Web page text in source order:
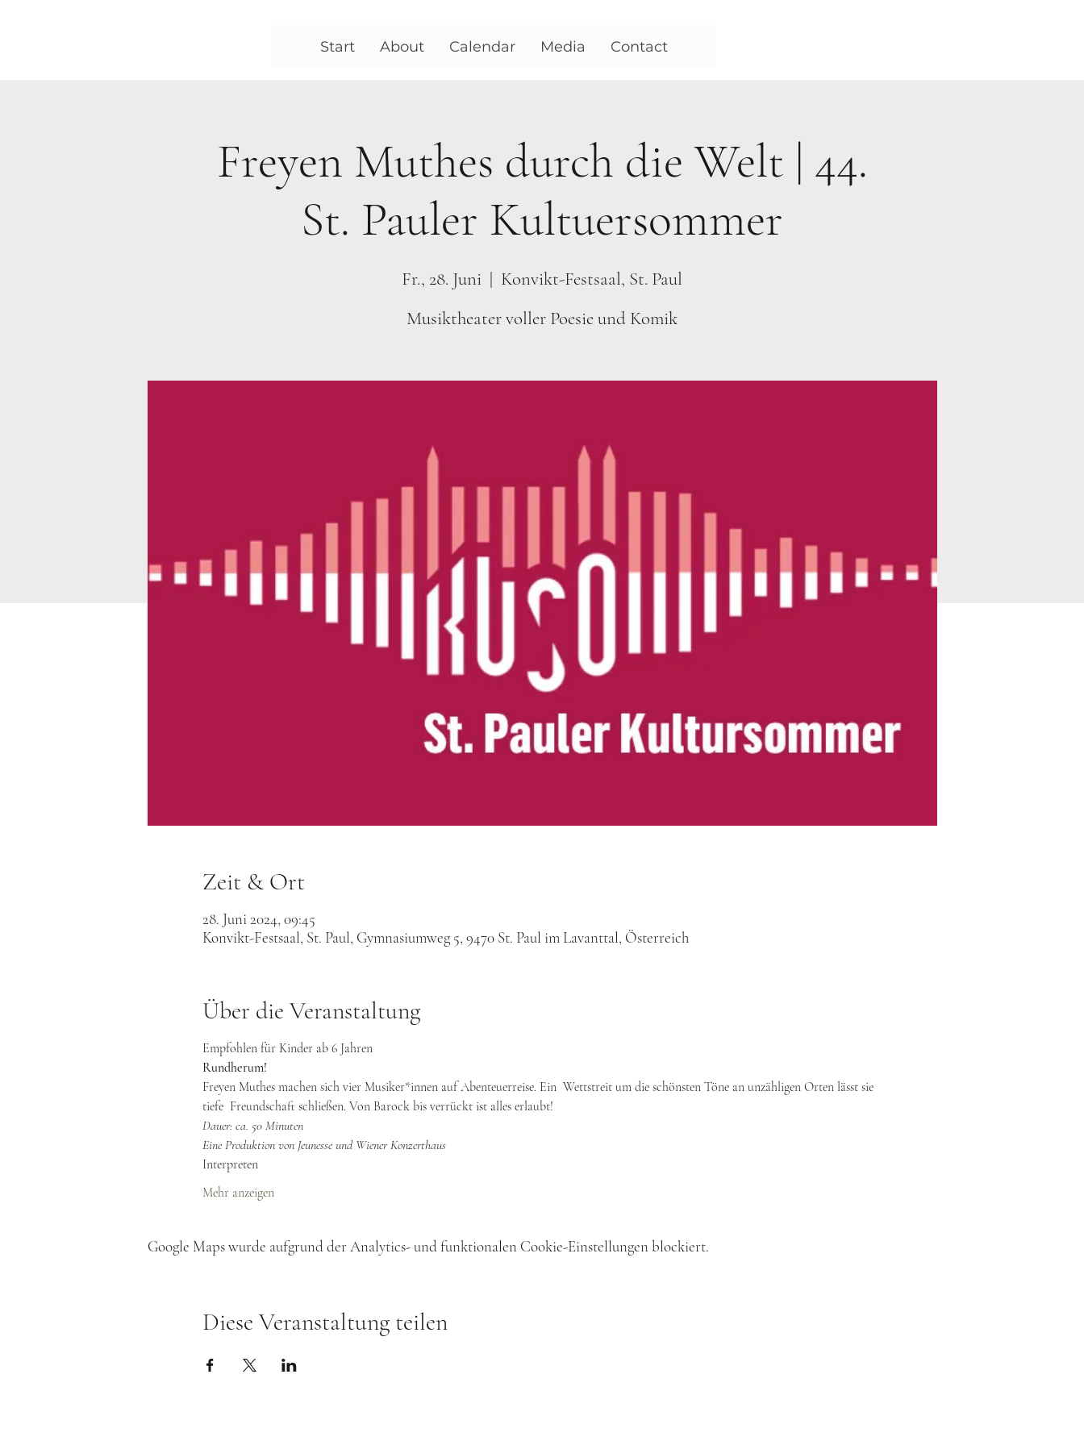
Start About Calendar Media Contact
Freyen Muthes durch die Welt | 44.
St. Pauler Kultuersommer
Fr., 28. Juni
  |
Konvikt-Festsaal, St. Paul
Musiktheater voller Poesie und Komik
Zeit & Ort
28. Juni 2024, 09:45
Konvikt-Festsaal, St. Paul, Gymnasiumweg 5, 9470 St. Paul im Lavanttal, Österreich
Über die Veranstaltung
Empfohlen für Kinder ab 6 Jahren
Rundherum!
Freyen Muthes machen sich vier Musiker*innen auf Abenteuerreise. Ein  Wettstreit um die schönsten Töne an unzähligen Orten lässt sie
tiefe  Freundschaft schließen. Von Barock bis verrückt ist alles erlaubt!
Dauer: ca. 50 Minuten
Eine Produktion von Jeunesse und Wiener Konzerthaus
Interpreten
Mehr anzeigen
Google Maps wurde aufgrund der Analytics- und funktionalen Cookie-Einstellungen blockiert.
Diese Veranstaltung teilen